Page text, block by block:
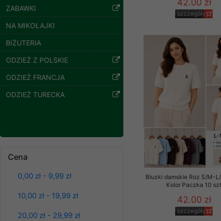
ZABAWKI
NA MIKOŁAJKI
BIŻUTERIA
ODZIEŻ Z POLSKIE
ODZIEŻ FRANCJA
ODZIEŻ TURECKA
Cena
0,00 zł - 9,99 zł
10,00 zł - 19,99 zł
20,00 zł - 29,99 zł
Kurtki damskie
szczegóły
42.00 zł
szczegóły
Bluzki damskie Roz S/M-
Kolor Paczka 10 szt
42.00 zł
szczegóły
Klientów
ochronie danych
pracownicy Sklepu.
Każdy Klient, który
ich weryfikacji,
Sklep nie
chyba że dzieje się
prawa organów
Nasz Sklep
przez nasz serwer i
jego indywidualnych
opcję przyjmowania
może wpłynąć na
Klienta przechowują
• sesji
• ostatnio